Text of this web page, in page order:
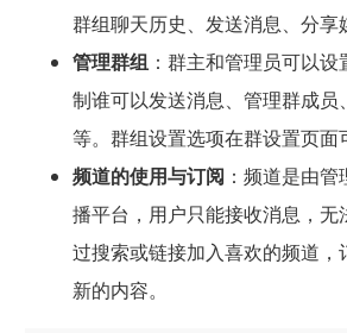
群组聊天历史、发送消息、分享
管理群组：群主和管理员可以设
制谁可以发送消息、管理群成员
等。群组设置选项在群设置页面
频道的使用与订阅 ：频道是由
播平台，用户只能接收消息，无
过搜索或链接加入喜欢的频道，
新的内容。